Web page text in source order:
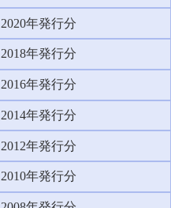
2020年発行分
2018年発行分
2016年発行分
2014年発行分
2012年発行分
2010年発行分